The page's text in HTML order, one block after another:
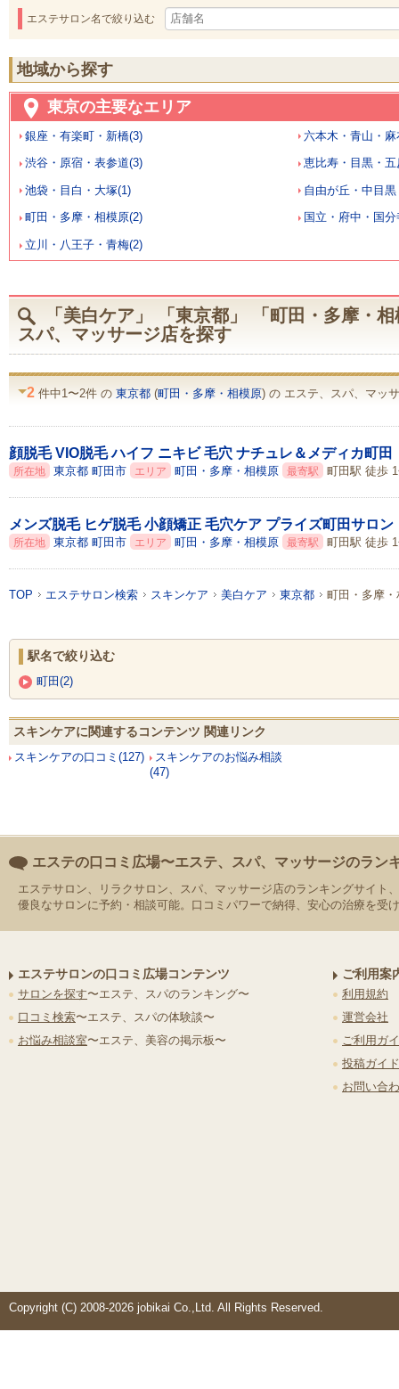
エステサロン名で絞り込む
地域から探す
東京の主要なエリア
銀座・有楽町・新橋(3) 六本木・青山・
渋谷・原宿・表参道(3) 恵比寿・目黒・五
池袋・目白・大塚(1) 自由が丘・中目
町田・多摩・相模原(2) 国立・府中・国分
立川・八王子・青梅(2)
「美白ケア」 「東京都」 「町田・多摩・
スパ、マッサージ店を探す
2 件中1〜2件 の 東京都 (町田・多摩・相模原) の エステ、スパ、マッ
顔脱毛 VIO脱毛 ハイフ ニキビ 毛穴 ナチュレ＆メディカ町田
所在地 東京都 町田市 エリア 町田・多摩・相模原 最寄駅 町田駅 徒歩
メンズ脱毛 ヒゲ脱毛 小顔矯正 毛穴ケア プライズ町田サロン
所在地 東京都 町田市 エリア 町田・多摩・相模原 最寄駅 町田駅 徒歩
TOP エステサロン検索 スキンケア 美白ケア 東京都 町田・多摩・
駅名で絞り込む
町田(2)
スキンケアに関連するコンテンツ 関連リンク
スキンケアの口コミ(127)
スキンケアのお悩み相談
(47)
エステの口コミ広場〜エステ、スパ、マッサージのラン
エステサロン、リラクサロン、スパ、マッサージ店のランキングサイト
優良なサロンに予約・相談可能。口コミパワーで納得、安心の治療を受
エステサロンの口コミ広場コンテンツ
サロンを探す〜エステ、スパのランキング〜
口コミ検索〜エステ、スパの体験談〜
お悩み相談室〜エステ、美容の掲示板〜
ご利用案
利用規約
運営会社
ご利用ガ
投稿ガイ
お問い合
Copyright (C) 2008-2026 jobikai Co.,Ltd. All Rights Reserved.